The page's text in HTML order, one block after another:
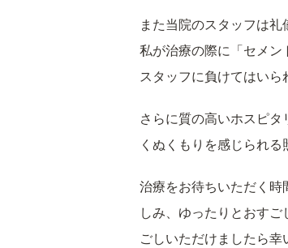
また当院のスタッフは礼
私が治療の際に「セメ
スタッフに負けてはい
さらに質の高いホスピ
くぬくもりを感じられ
治療をお待ちいただく
しみ、ゆったりとおす
ごしいただけましたら幸